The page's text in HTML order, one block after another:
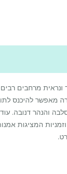
מרחבים
מאפשר להיכנס
והנהר דנובה.
המציגות